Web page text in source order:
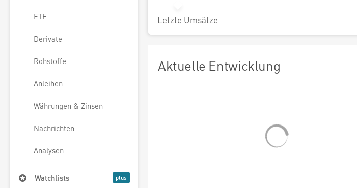
ETF
Derivate
Rohstoffe
Anleihen
Währungen & Zinsen
Nachrichten
Analysen
Watchlists
Letzte Umsätze
Aktuelle Entwicklung